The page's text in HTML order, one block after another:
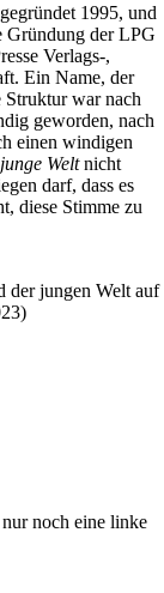
1995, und
Gründung der LPG
Verlags-,
Ein Name, der
Struktur war nach
geworden, nach
einen windigen
junge Weltnicht
darf, dass es
diese Stimme zu
der jungen Welt auf
noch eine linke